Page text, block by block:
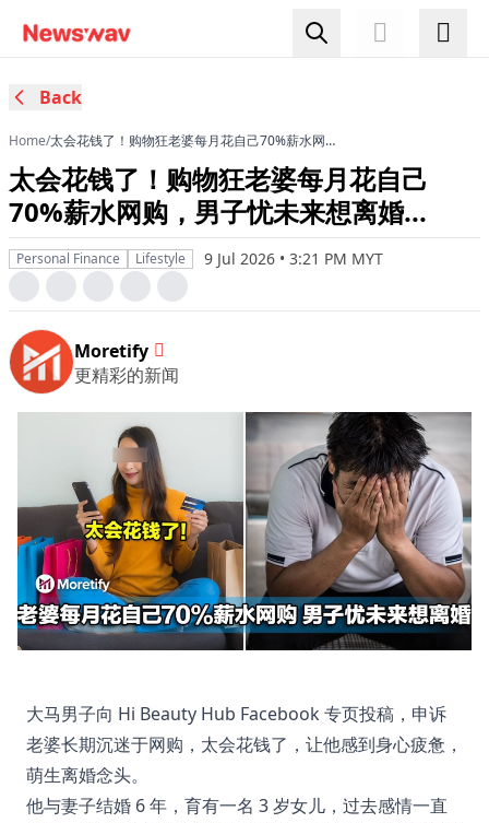
Back
Home/太会花钱了！购物狂老婆每月花自己70%薪水网
太会花钱了！购物狂老婆每月花自己
70%薪水网购，男子忧未来想离婚...
Personal Finance Lifestyle 9 Jul 2026 • 3:21 PM MYT
Moretify
更精彩的新闻
大马男子向 Hi Beauty Hub Facebook 专页投稿，申诉
老婆长期沉迷于网购，太会花钱了，让他感到身心疲惫，
萌生离婚念头。
他与妻子结婚 6 年，育有一名 3 岁女儿，过去感情一直